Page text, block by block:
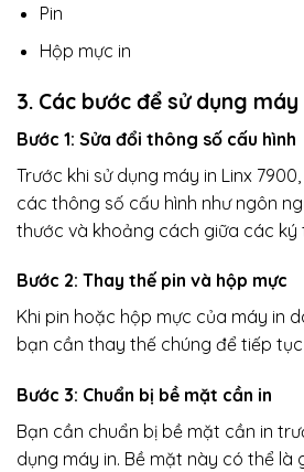
Pin
Hộp mực in
3. Các bước để sử dụng
Bước 1: Sửa đổi thông số cấu hình
Trước khi sử dụng máy in Linx
các thông số cấu hình như ngôn
thước và khoảng cách giữa các ký
Bước 2: Thay thế pin và hộp mực
Khi pin hoặc hộp mực của máy in
bạn cần thay thế chúng để tiếp
Bước 3: Chuẩn bị bề mặt cần in
Bạn cần chuẩn bị bề mặt cần in
dụng máy in. Bề mặt này có thể